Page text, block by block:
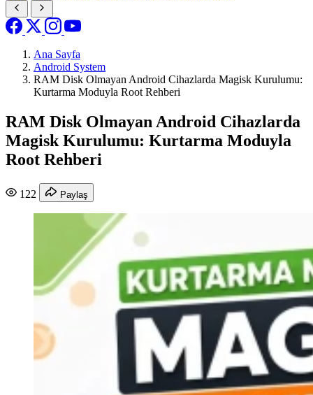
Ana Sayfa
Android System
RAM Disk Olmayan Android Cihazlarda Magisk Kurulumu:
Kurtarma Moduyla Root Rehberi
RAM Disk Olmayan Android Cihazlarda
Magisk Kurulumu: Kurtarma Moduyla
Root Rehberi
122 Paylaş